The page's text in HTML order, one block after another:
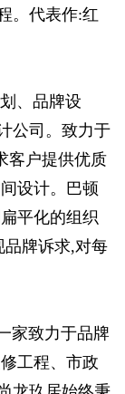
。代表作:红
、品牌设
公司。致力于
客户提供优质
设计。巴顿
平化的组织
品牌诉求,对每
致力于品牌
工程、市政